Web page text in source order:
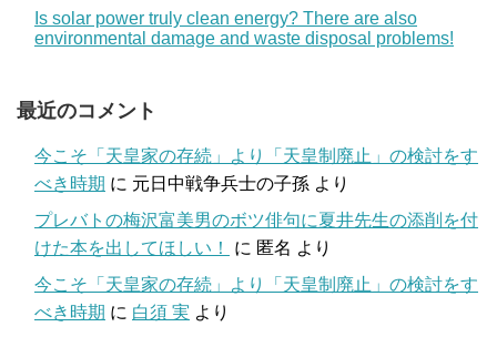
Is solar power truly clean energy? There are also
environmental damage and waste disposal problems!
最近のコメント
今こそ「天皇家の存続」より「天皇制廃止」の検討をす
べき時期 に 元日中戦争兵士の子孫 より
プレバトの梅沢富美男のボツ俳句に夏井先生の添削を付
けた本を出してほしい！
に 匿名 より
今こそ「天皇家の存続」より「天皇制廃止」の検討をす
べき時期 に 白須 実 より